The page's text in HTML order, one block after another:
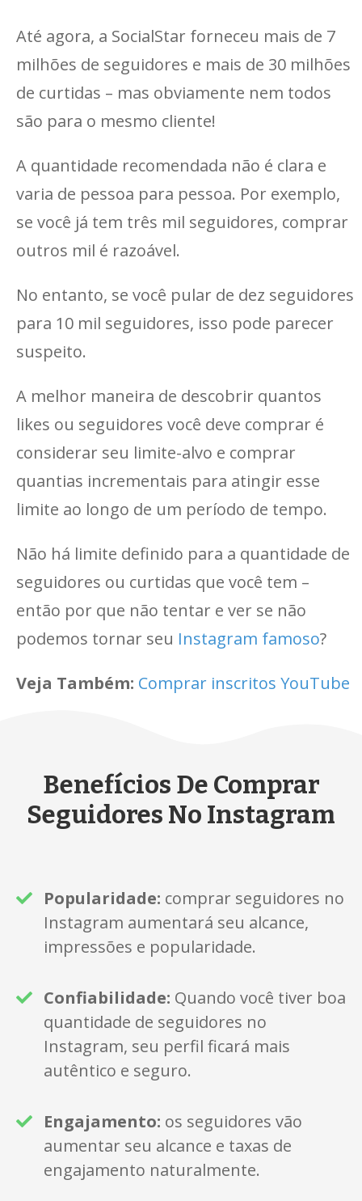
Até agora, a SocialStar forneceu mais de 7
milhões de seguidores e mais de 30 milhões
de curtidas – mas obviamente nem todos
são para o mesmo cliente!
A quantidade recomendada não é clara e
varia de pessoa para pessoa. Por exemplo,
se você já tem três mil seguidores, comprar
outros mil é razoável.
No entanto, se você pular de dez seguidores
para 10 mil seguidores, isso pode parecer
suspeito.
A melhor maneira de descobrir quantos
likes ou seguidores você deve comprar é
considerar seu limite-alvo e comprar
quantias incrementais para atingir esse
limite ao longo de um período de tempo.
Não há limite definido para a quantidade de
seguidores ou curtidas que você tem –
então por que não tentar e ver se não
podemos tornar seu Instagram famoso?
Veja Também: Comprar inscritos YouTube
Benefícios De Comprar
Seguidores No Instagram
Popularidade: comprar seguidores no
Instagram aumentará seu alcance,
impressões e popularidade.
Confiabilidade: Quando você tiver boa
quantidade de seguidores no
Instagram, seu perfil ficará mais
autêntico e seguro.
Engajamento: os seguidores vão
aumentar seu alcance e taxas de
engajamento naturalmente.